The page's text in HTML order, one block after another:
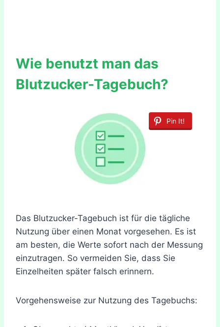
Wie benutzt man das
Blutzucker-Tagebuch?
Pin It!
Das Blutzucker-Tagebuch ist für die tägliche
Nutzung über einen Monat vorgesehen. Es ist
am besten, die Werte sofort nach der Messung
einzutragen. So vermeiden Sie, dass Sie
Einzelheiten später falsch erinnern.
Vorgehensweise zur Nutzung des Tagebuchs: